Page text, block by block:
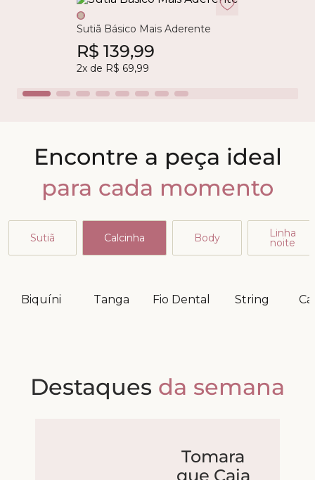
Sutiã Básico Mais Aderente
R$ 139,99
2x de R$ 69,99
Encontre a peça ideal
para cada momento
Sutiã Calcinha Body Linha
noite
Biquíni Tanga Fio Dental String
Destaques da semana
Tomara
que Caia